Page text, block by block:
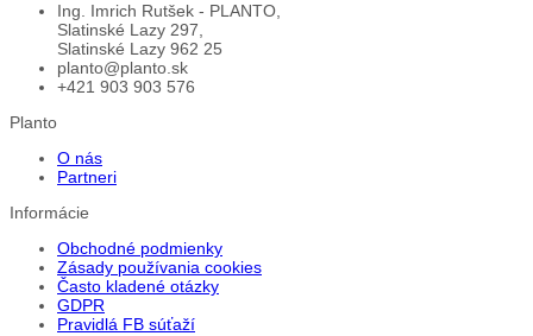
Ing. Imrich Rutšek - PLANTO,
Slatinské Lazy 297,
Slatinské Lazy 962 25
planto@planto.sk
+421 903 903 576
Planto
O nás
Partneri
Informácie
Obchodné podmienky
Zásady používania cookies
Často kladené otázky
GDPR
Pravidlá FB súťaží